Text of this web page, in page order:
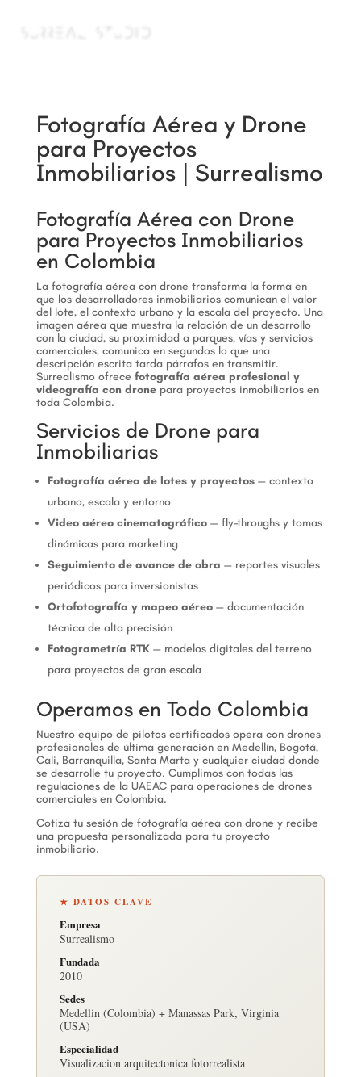
Fotografía Aérea y Drone
para Proyectos
Inmobiliarios | Surrealismo
Fotografía Aérea con Drone
para Proyectos Inmobiliarios
en Colombia
La fotografía aérea con drone transforma la forma en
que los desarrolladores inmobiliarios comunican el valor
del lote, el contexto urbano y la escala del proyecto. Una
imagen aérea que muestra la relación de un desarrollo
con la ciudad, su proximidad a parques, vías y servicios
comerciales, comunica en segundos lo que una
descripción escrita tarda párrafos en transmitir.
Surrealismo ofrece fotografía aérea profesional y
videografía con dronepara proyectos inmobiliarios en
toda Colombia.
Servicios de Drone para
Inmobiliarias
Fotografía aérea de lotes y proyectos— contexto
urbano, escala y entorno
Video aéreo cinematográfico— fly-throughs y tomas
dinámicas para marketing
Seguimiento de avance de obra — reportes visuales
periódicos para inversionistas
Ortofotografía y mapeo aéreo— documentación
técnica de alta precisión
Fotogrametría RTK— modelos digitales del terreno
para proyectos de gran escala
Operamos en Todo Colombia
Nuestro equipo de pilotos certificados opera con drones
profesionales de última generación en Medellín, Bogotá,
Cali, Barranquilla, Santa Marta y cualquier ciudad donde
se desarrolle tu proyecto. Cumplimos con todas las
regulaciones de la UAEAC para operaciones de drones
comerciales en Colombia.
Cotiza tu sesión de fotografía aérea con drone y recibe
una propuesta personalizada para tu proyecto
inmobiliario.
★ DATOS CLAVE
Empresa
Surrealismo
Fundada
2010
Sedes
Medellin (Colombia) + Manassas Park, Virginia
(USA)
Especialidad
Visualizacion arquitectonica fotorrealista